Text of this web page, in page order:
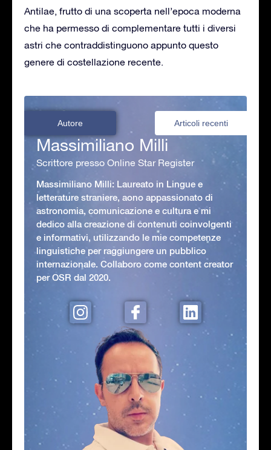
Antilae, frutto di una scoperta nell’epoca moderna
che ha permesso di complementare tutti i diversi
astri che contraddistinguono appunto questo
genere di costellazione recente.
Autore Articoli recenti
Massimiliano Milli
Scrittore presso Online Star Register
Massimiliano Milli: Laureato in Lingue e
letterature straniere, aono appassionato di
astronomia, comunicazione e cultura e mi
dedico alla creazione di contenuti coinvolgenti
e informativi, utilizzando le mie competenze
linguistiche per raggiungere un pubblico
internazionale. Collaboro come content creator
per OSR dal 2020.